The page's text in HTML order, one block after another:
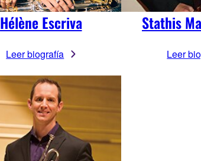
Hélène Escriva
Leer biografía
Stathis
Leer